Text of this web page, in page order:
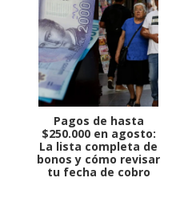
Pagos de hasta
$250.000 en agosto:
La lista completa de
bonos y cómo revisar
tu fecha de cobro